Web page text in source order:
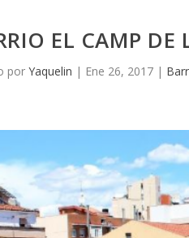
EL CAMP DE
por Yaquelin | Ene 26, 2017|